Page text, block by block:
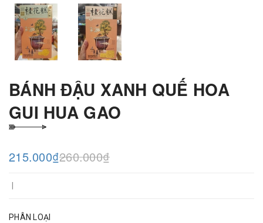
BÁNH ĐẬU XANH QUẾ HOA
GUI HUA GAO
215.000₫260.000₫
PHÂN LOẠI